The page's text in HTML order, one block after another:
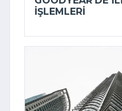
IŞLEMLERI